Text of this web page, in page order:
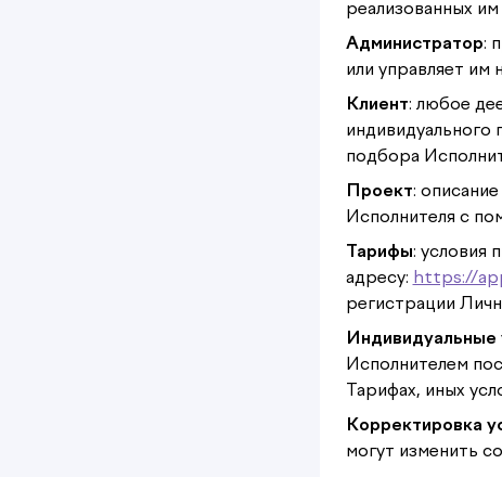
реализованных им
Администратор:
или управляет им
Клиент: любое
индивидуального
подбора
Проект:
Исполнителя с
Тарифы: условия
адресу: https://
регистрации
Индивидуальные
Исполнителем
Тарифах, иных
Корректировка
могут изменить